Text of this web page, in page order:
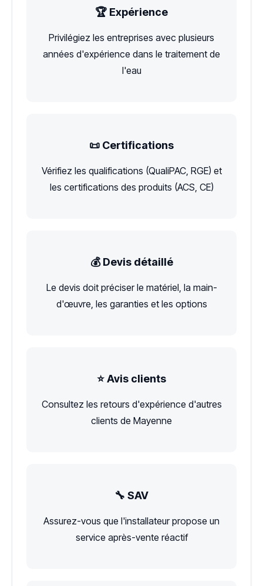
🏆 Expérience
Privilégiez les entreprises avec plusieurs
années d'expérience dans le traitement de
l'eau
📜 Certifications
Vérifiez les qualifications (QualiPAC, RGE) et
les certifications des produits (ACS, CE)
💰 Devis détaillé
Le devis doit préciser le matériel, la main-
d'œuvre, les garanties et les options
⭐ Avis clients
Consultez les retours d'expérience d'autres
clients de Mayenne
🔧 SAV
Assurez-vous que l'installateur propose un
service après-vente réactif